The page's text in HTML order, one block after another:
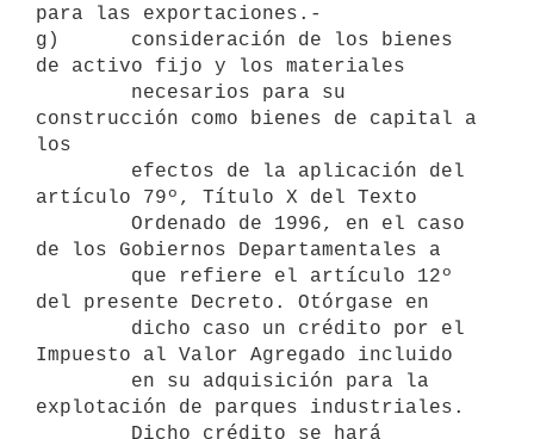
para las exportaciones.-
g)      consideración de los bienes
de activo fijo y los materiales
construcción como bienes de capital a
los
artículo 79º, Título X del Texto
de los Gobiernos Departamentales a
del presente Decreto. Otórgase en
Impuesto al Valor Agregado incluido
explotación de parques industriales.